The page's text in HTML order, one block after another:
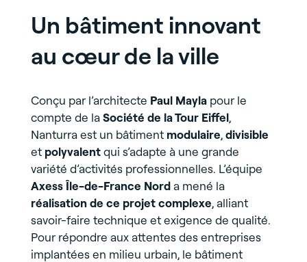
Un bâtiment innovant
au cœur de la ville
Conçu par l’architecte Paul Maylapour le
compte de laSociété de la Tour Eiffel,
Nanturra est un bâtiment modulaire,divisible
et polyvalentqui s’adapte à une grande
variété d’activités professionnelles. L’équipe
Axess Île-de-France Norda mené la
réalisation de ce projet complexe, alliant
savoir-faire technique et exigence de qualité.
Pour répondre aux attentes des entreprises
implantées en milieu urbain, le bâtiment